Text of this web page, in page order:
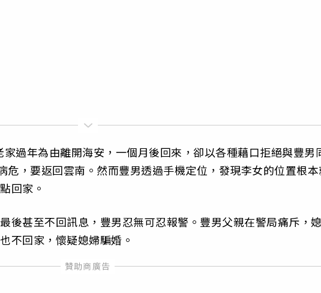
過年為由離開海安，一個月後回來，卻以各種藉口拒絕與豐男
危，要返回雲南。然而豐男透過手機定位，發現李女的位置根
回家。
後甚至不回訊息，豐男忍無可忍報警。豐男父親在警局痛斥，
不回家，懷疑媳婦騙婚。